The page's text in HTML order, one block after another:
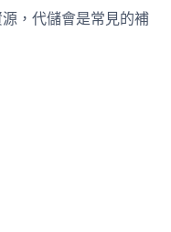
，代儲會是常見的補